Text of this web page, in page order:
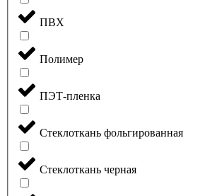
ПВХ
Полимер
ПЭТ-пленка
Стеклоткань фольгированная
Стеклоткань черная